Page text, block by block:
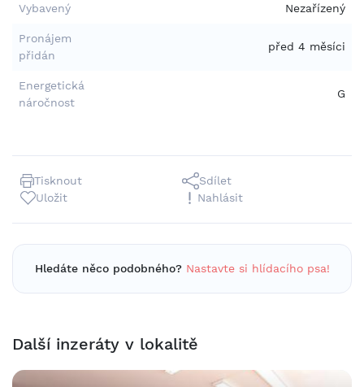
Tisknout
Sdílet
Uložit
Nahlásit
Hledáte něco podobného? Nastavte si hlídacího psa!
Vybavený Nezařízený
Pronájem
přidán
před 4 měsíci
Energetická
náročnost
G
Další inzeráty v lokalitě